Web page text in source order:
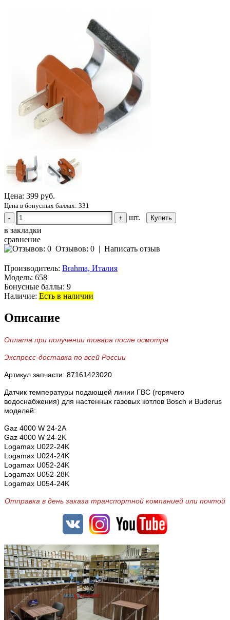
Цена: 399 руб.
Цена в бонусных баллах: 331
-
+
шт.
в закладки
сравнение
Отзывов: 0 | Написать отзыв
Производитель: Brahma, Италия
Модель: 658
Бонусные баллы: 9
Наличие: Есть в наличии
Описание
Оплата при получении товара после осмотра
Экспресс-доставка по всей России
Артикул запчасти: 87161423020
Датчик температуры подающей линии ГВС (горячего
водоснабжения) для настенных газовых котлов Bosch и Buderus
моделей:
Gaz 4000 W 24-2A
Gaz 4000 W 24-2K
Logamax U022-24K
Logamax U024-24K
Logamax U052-24K
Logamax U052-28K
Logamax U054-24K
Отправка в день заказа транспортной компанией или почтой